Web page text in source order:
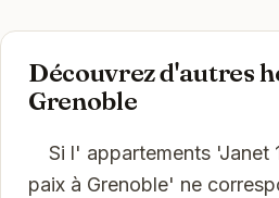
Découvrez d'autres
Grenoble
Si l' appartements 'Janet
paix à Grenoble' ne